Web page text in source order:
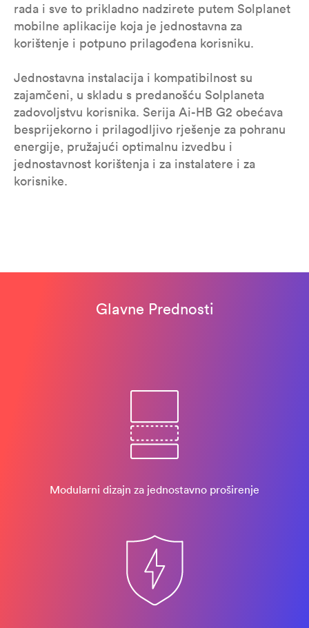
rada i sve to prikladno nadzirete putem Solplanet
mobilne aplikacije koja je jednostavna za
korištenje i potpuno prilagođena korisniku.
Jednostavna instalacija i kompatibilnost su
zajamčeni, u skladu s predanošću Solplaneta
zadovoljstvu korisnika. Serija Ai-HB G2 obećava
besprijekorno i prilagodljivo rješenje za pohranu
energije, pružajući optimalnu izvedbu i
jednostavnost korištenja i za instalatere i za
korisnike.
Glavne Prednosti
Modularni dizajn za jednostavno proširenje